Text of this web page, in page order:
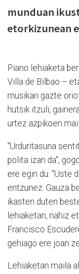
munduan
etorkizunean
Piano lehiaketa
Villa de Bilbao –
musikari gazte
hutsik itzuli,
urtez azpikoen
"Urduritasuna
polita izan da",
ere egin du: "Uste
entzunez. Gauza
ikasten duten
lehiaketan, nahiz
Francisco
gehiago ere joan
Lehiaketan maila